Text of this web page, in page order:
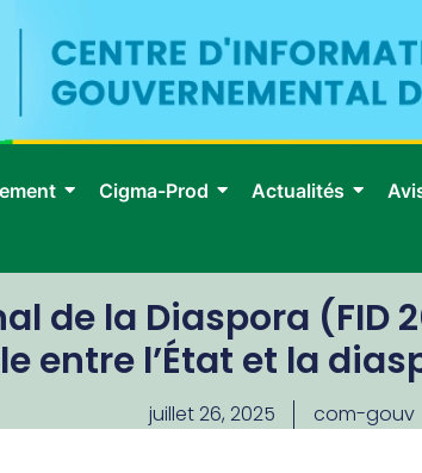
Cigma-Prod Actualités
de la Diaspora (FID
entre l’État et la
juillet 26, 2025 com-gouv